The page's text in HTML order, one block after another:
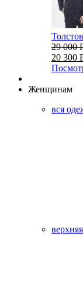
29 000
20 300
Женщинам
вся